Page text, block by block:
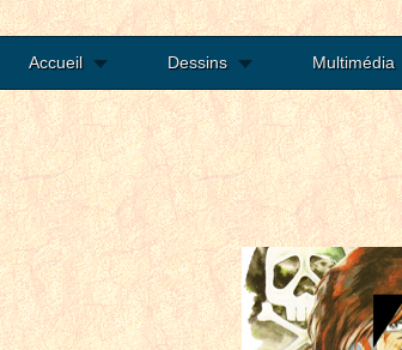
Accueil Dessins Multimédia